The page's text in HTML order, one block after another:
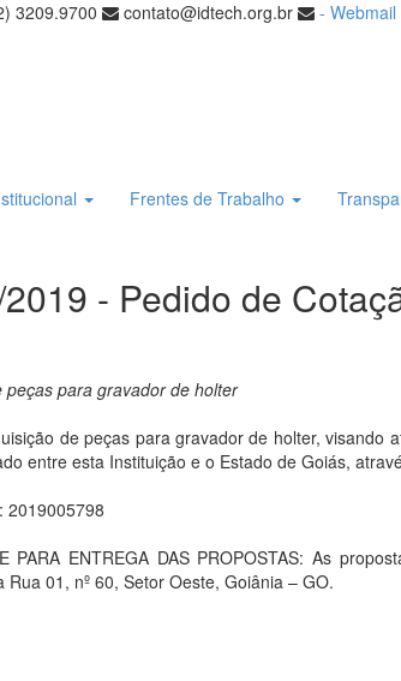
3209.9700 contato@idtech.org.br - Webmail
Frentes de Trabalho
- Pedido de
peças para gravador de holter
de peças para gravador de holter,
entre esta Instituição e o Estado de Goiás,
2019005798
PARA ENTREGA DAS PROPOSTAS: As
Rua 01, nº 60, Setor Oeste, Goiânia – GO.